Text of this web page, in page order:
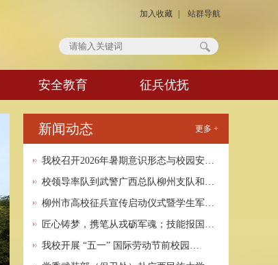
站群导航
加入收藏
安全教育 征兵优抚
新闻动态 更多 +
我校召开2026年暑期意识形态与校园安…
校领导率队到武警广西总队柳州支队和…
柳州市高校征兵宣传启动仪式暨学生军…
匠心铸梦，携笔从戎砺军魂；技能报国…
我校开展 “五一” 国际劳动节前校园…